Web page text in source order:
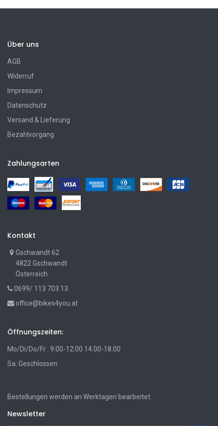
Über uns
AGB
Widerruf
Impressum
Datenschutz
Versand & Lieferung
Bezahlvorgang
Zahlungsarten
Kontakt
Gschwandt 62
4822 Gschwandt
Österreich
0699/ 113 703 13
office@bikes4you.at
Öffnungszeiten:
Mo/Di/Do/Fr: 9:00-12:00 14:00-18:00
Sa: Geschlossen
Bestellungen werden an Werktagen bearbeitet.
Newsletter